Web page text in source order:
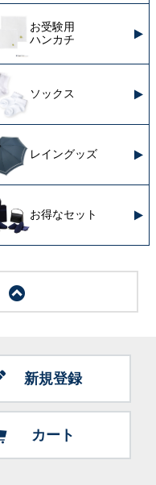
お受験用
ハンカチ
ソックス
レイングッズ
お得なセット
新規登録
カート